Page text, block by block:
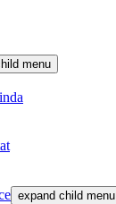
menu
expand child menu